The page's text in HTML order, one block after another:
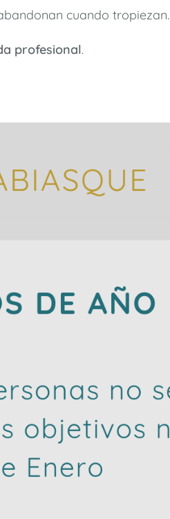
cuando tropiezan.
profesional.